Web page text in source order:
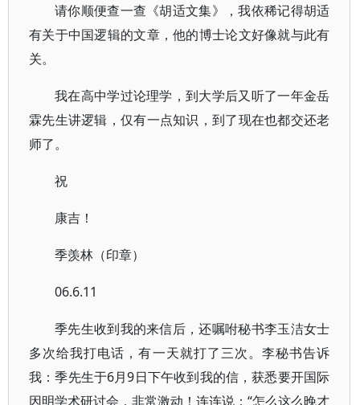
请你顺便查一查《胡适文集》，我依稀记得胡适
有关于中国逻辑的文章，他的博士论文好像就与此有
关。
我在高中学过论理学，到大学后又听了一年金岳
霖先生讲逻辑，仅有一点知识，到了现在也都交还老
师了。
祝
康吉！
季羡林（印章）
06.6.11
季先生收到我的来信后，还嘱咐秘书李玉洁女士
多次给我打电话，有一天就打了三次。李秘书告诉
我：季先生于6月9日下午收到我的信，获悉要开国际
因明学术研讨会，非常激动！连连说：“怎么这么晚才